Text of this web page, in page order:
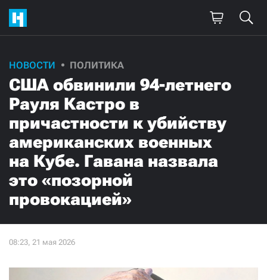
НОВОСТИ ПОЛИТИКА
США обвинили 94-летнего
Рауля Кастро в
причастности к убийству
американских военных
на Кубе. Гавана назвала
это «позорной
провокацией»